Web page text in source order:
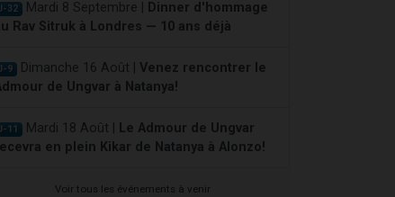
32 Mardi 8 Septembre |
Dinner d'hommage
Rav Sitruk à Londres — 10 ans déjà
9 Dimanche 16 Août | Venez rencontrer le
de Ungvar à Natanya!
11 Mardi 18 Août |
Le Admour de Ungvar
en plein Kikar de Natanya à Alonzo!
Voir tous les événements à venir